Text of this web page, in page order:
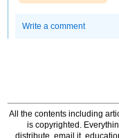
Write a comment
All the contents including
is copyrighted.
distribute, email it,